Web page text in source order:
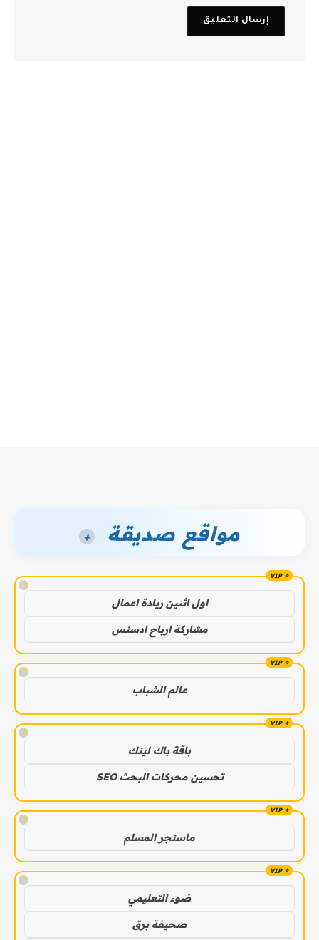
مواقع صديقة +
!
اول اثنين ريادة اعمال
مشاركة ارباح ادسنس
!
عالم الشباب
!
باقة باك لينك
تحسين محركات البحث SEO
!
ماسنجر المسلم
!
ضوء التعليمي
صحيفة برق